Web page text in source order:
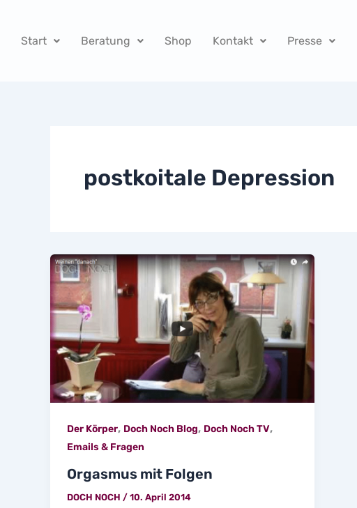
springen
Start Beratung Shop Kontakt Presse
postkoitale Depression
Der Körper, Doch Noch Blog, Doch Noch TV,
Emails & Fragen
Orgasmus mit Folgen
DOCH NOCH / 10. April 2014